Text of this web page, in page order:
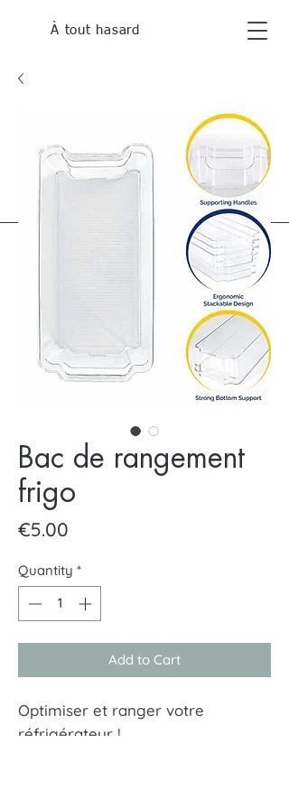
À tout hasard
Bac de rangement
frigo
€5.00
Quantity *
Add to Cart
Optimiser et ranger votre
réfrigérateur !